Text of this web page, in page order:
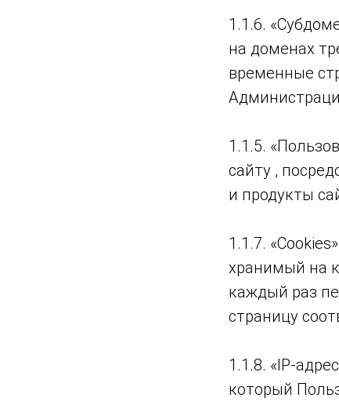
1.1.6.
на доменах
временные
1.1.5.
сайту ,
и продукты
1.1.7.
хранимый на
каждый раз
страницу
1.1.8. «IP-
который